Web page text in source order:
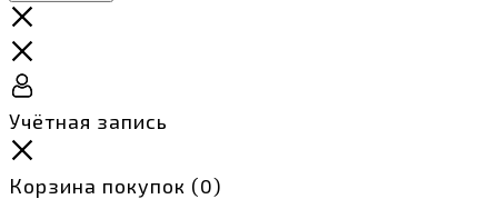
Учётная запись
Корзина покупок (0)